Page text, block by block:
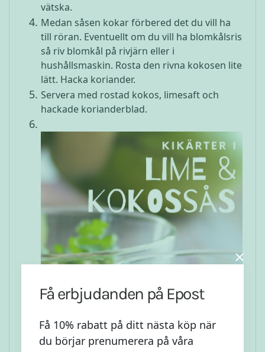
vätska.
Medan såsen kokar förbered det du vill ha
till röran. Eventuellt om du vill ha blomkålsris
så riv blomkål på rivjärn eller i
hushållsmaskin. Rosta den rivna kokosen lite
lätt. Hacka koriander.
Servera med rostad kokos, limesaft och
hackade korianderblad.
Få erbjudanden på Epost
Få 10% rabatt på ditt nästa köp när
du börjar prenumerera på våra